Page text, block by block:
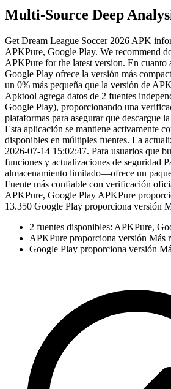
Multi-Source Deep
Get Dream League Soccer 2026 APK
APKPure, Google Play. We recommend
APKPure for the latest version. En cuanto
Google Play ofrece la versión más
un 0% más pequeña que la versión de
Apktool agrega datos de 2 fuentes
Google Play), proporcionando una
plataformas para asegurar que descargue
Esta aplicación se mantiene activamente
disponibles en múltiples fuentes. La
2026-07-14 15:02:47. Para usuarios que
funciones y actualizaciones de seguridad
almacenamiento limitado—ofrece un
Fuente más confiable con verificación
APKPure, Google Play APKPure
13.350 Google Play proporciona versión
2 fuentes disponibles: APKPure,
APKPure proporciona versión Más
Google Play proporciona versión